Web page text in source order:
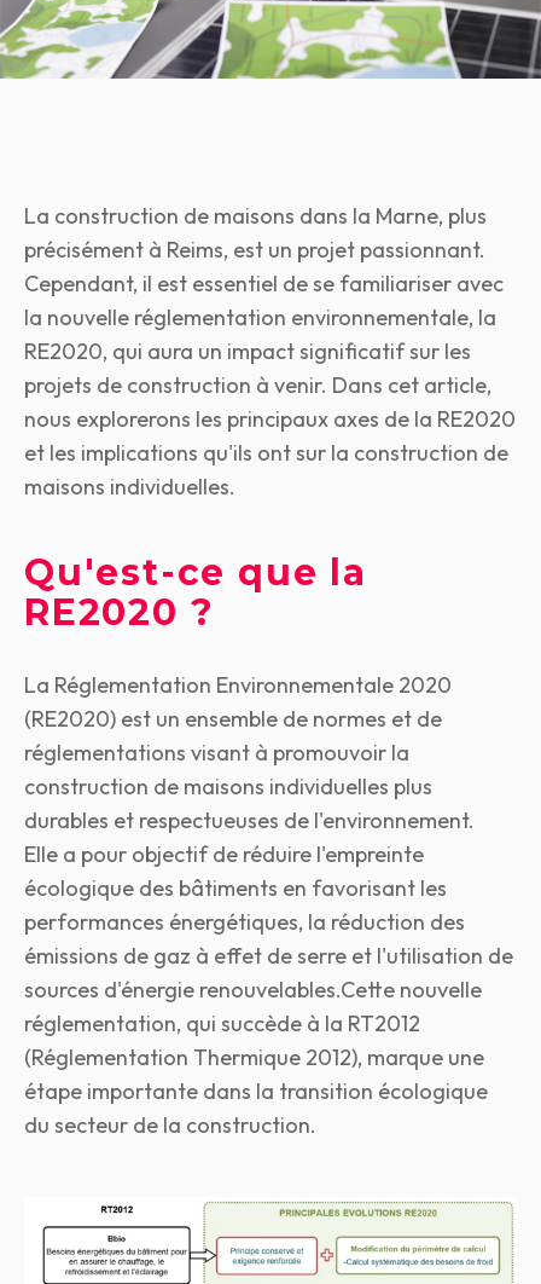
La construction de maisons dans la Marne, plus
précisément à Reims, est un projet passionnant.
Cependant, il est essentiel de se familiariser avec
la nouvelle réglementation environnementale, la
RE2020, qui aura un impact significatif sur les
projets de construction à venir. Dans cet article,
nous explorerons les principaux axes de la RE2020
et les implications qu'ils ont sur la construction de
maisons individuelles.
Qu'est-ce que la
RE2020 ?
La Réglementation Environnementale 2020
(RE2020) est un ensemble de normes et de
réglementations visant à promouvoir la
construction de maisons individuelles plus
durables et respectueuses de l'environnement.
Elle a pour objectif de réduire l'empreinte
écologique des bâtiments en favorisant les
performances énergétiques, la réduction des
émissions de gaz à effet de serre et l'utilisation de
sources d'énergie renouvelables.Cette nouvelle
réglementation, qui succède à la RT2012
(Réglementation Thermique 2012), marque une
étape importante dans la transition écologique
du secteur de la construction.